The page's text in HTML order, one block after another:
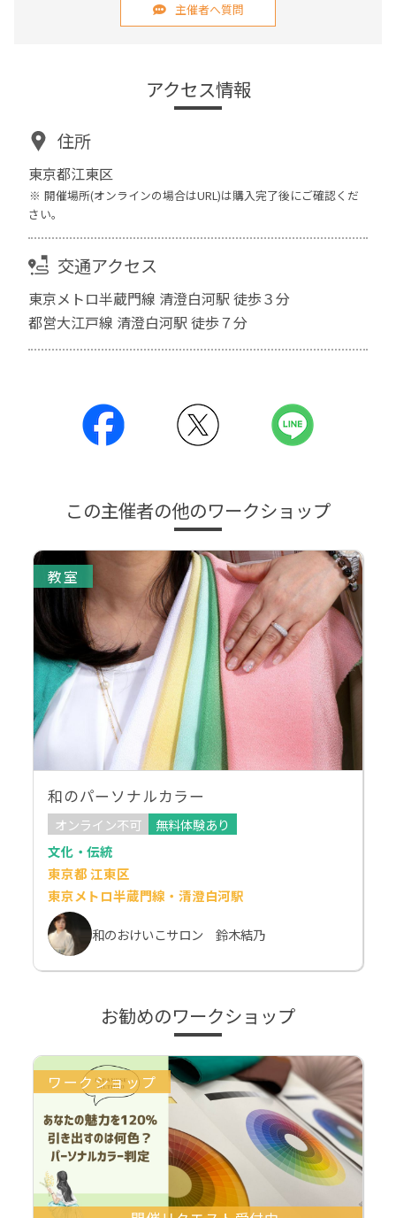
主催者へ質問
アクセス情報
住所
東京都江東区
開催場所(オンラインの場合はURL)は購入完了後にご確認くだ
さい。
交通アクセス
東京メトロ半蔵門線 清澄白河駅 徒歩３分
都営大江戸線 清澄白河駅 徒歩７分
この主催者の他のワークショップ
教室
和のパーソナルカラー
オンライン不可
無料体験あり
文化・伝統
東京都 江東区
東京メトロ半蔵門線・清澄白河駅
和のおけいこサロン 鈴木結乃
お勧めのワークショップ
ワークショップ